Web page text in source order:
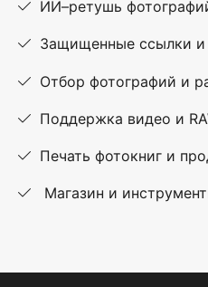
ИИ–ретушь
Защищенные ссылки и
Отбор фотографий и
Поддержка видео и
Печать фотокниг и
Магазин и